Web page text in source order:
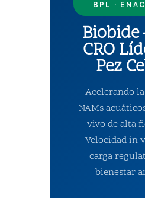
BPL ·
CRO
Pez
Acelerando
NAMs
vivo de alta
Velocidad in
carga
bienestar